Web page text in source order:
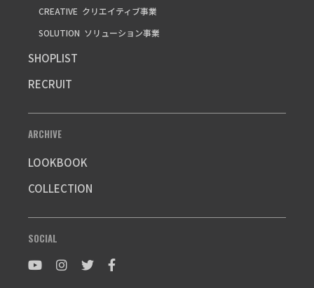
CREATIVE クリエイティブ事業
SOLUTION ソリューション事業
SHOPLIST
RECRUIT
ARCHIVE
LOOKBOOK
COLLECTION
SOCIAL